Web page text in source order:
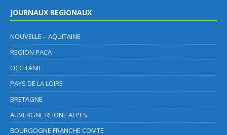
JOURNAUX REGIONAUX
NOUVELLE – AQUITAINE
REGION PACA
OCCITANIE
PAYS DE LA LOIRE
BRETAGNE
AUVERGNE RHONE ALPES
BOURGOGNE FRANCHE COMTE